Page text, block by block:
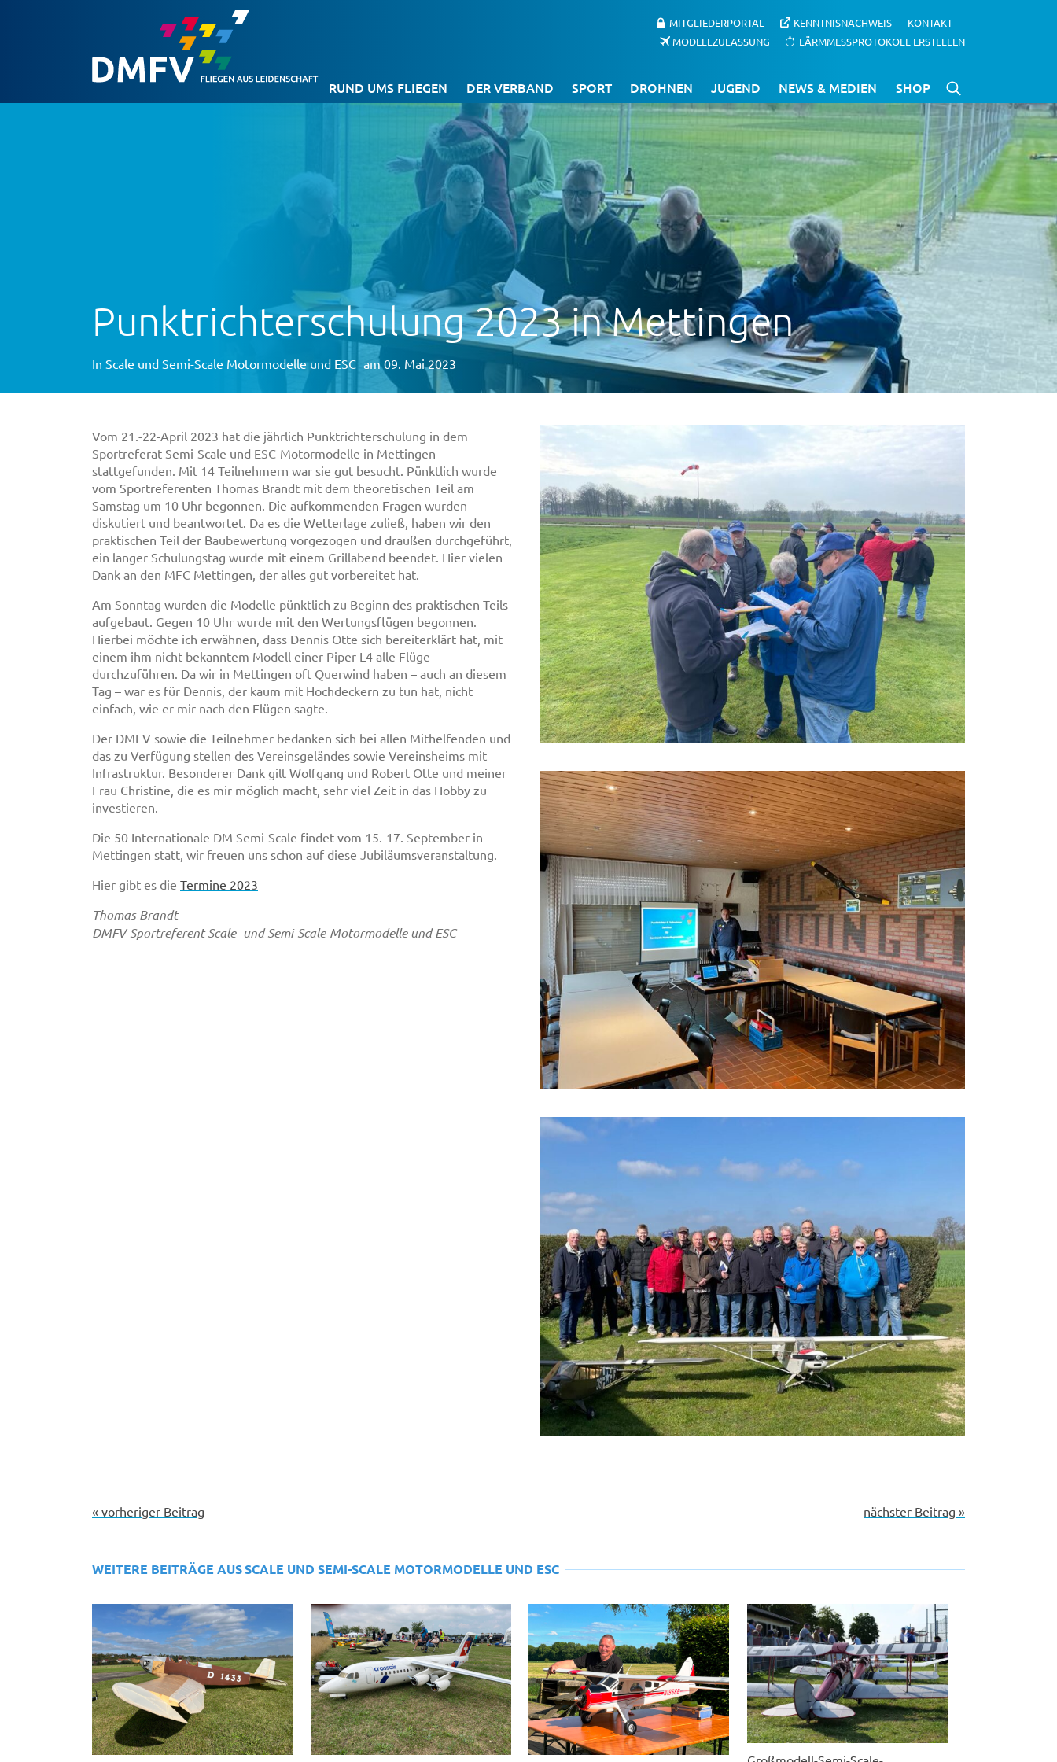
MITGLIEDERPORTAL KENNTNISNACHWEIS
KONTAKT
MODELLZULASSUNG
LÄRMMESSPROTOKOLL ERSTELLEN
RUND UMS FLIEGEN DER VERBAND SPORT DROHNEN JUGEND NEWS & MEDIEN SHOP
Punktrichterschulung 2023 in Mettingen
In Scale und Semi-Scale Motormodelle und ESC am 09. Mai 2023
Vom 21.-22-April 2023 hat die jährlich Punktrichterschulung in dem
Sportreferat Semi-Scale und ESC-Motormodelle in Mettingen
stattgefunden. Mit 14 Teilnehmern war sie gut besucht. Pünktlich wurde
vom Sportreferenten Thomas Brandt mit dem theoretischen Teil am
Samstag um 10 Uhr begonnen. Die aufkommenden Fragen wurden
diskutiert und beantwortet. Da es die Wetterlage zuließ, haben wir den
praktischen Teil der Baubewertung vorgezogen und draußen durchgeführt,
ein langer Schulungstag wurde mit einem Grillabend beendet. Hier vielen
Dank an den MFC Mettingen, der alles gut vorbereitet hat.
Am Sonntag wurden die Modelle pünktlich zu Beginn des praktischen Teils
aufgebaut. Gegen 10 Uhr wurde mit den Wertungsflügen begonnen.
Hierbei möchte ich erwähnen, dass Dennis Otte sich bereiterklärt hat, mit
einem ihm nicht bekanntem Modell einer Piper L4 alle Flüge
durchzuführen. Da wir in Mettingen oft Querwind haben – auch an diesem
Tag – war es für Dennis, der kaum mit Hochdeckern zu tun hat, nicht
einfach, wie er mir nach den Flügen sagte.
Der DMFV sowie die Teilnehmer bedanken sich bei allen Mithelfenden und
das zu Verfügung stellen des Vereinsgeländes sowie Vereinsheims mit
Infrastruktur. Besonderer Dank gilt Wolfgang und Robert Otte und meiner
Frau Christine, die es mir möglich macht, sehr viel Zeit in das Hobby zu
investieren.
Die 50 Internationale DM Semi-Scale findet vom 15.-17. September in
Mettingen statt, wir freuen uns schon auf diese Jubiläumsveranstaltung.
Hier gibt es die Termine 2023
Thomas Brandt
DMFV-Sportreferent Scale- und Semi-Scale-Motormodelle und ESC
« vorheriger Beitrag nächster Beitrag »
WEITERE BEITRÄGE AUSSCALE UND SEMI-SCALE MOTORMODELLE UND ESC